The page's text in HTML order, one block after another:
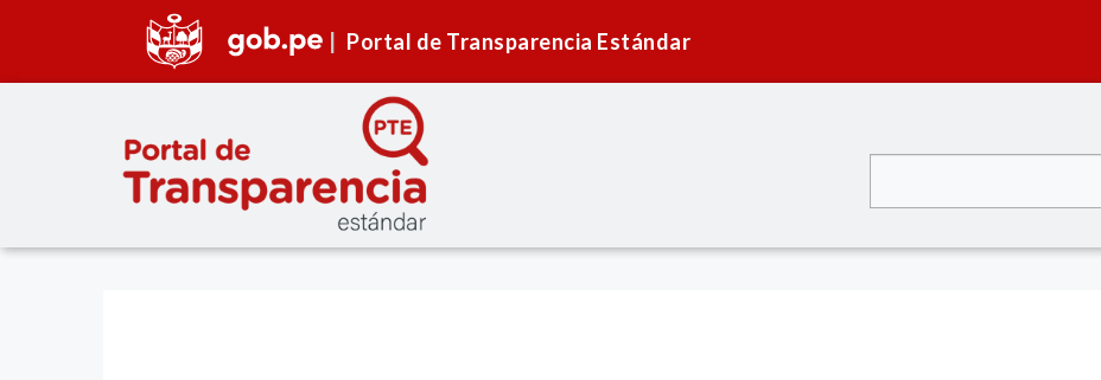
Portal de Transparencia Estándar